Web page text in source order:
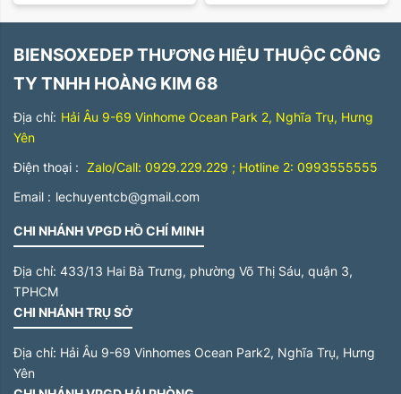
BIENSOXEDEP THƯƠNG HIỆU THUỘC CÔNG
TY TNHH HOÀNG KIM 68
Địa chỉ: Hải Âu 9-69 Vinhome Ocean Park 2, Nghĩa Trụ, Hưng
Yên
Điện thoại : Zalo/Call: 0929.229.229 ; Hotline 2: 0993555555
Email : lechuyentcb@gmail.com
CHI NHÁNH VPGD HỒ CHÍ MINH
Địa chỉ: 433/13 Hai Bà Trưng, phường Võ Thị Sáu, quận 3,
TPHCM
CHI NHÁNH TRỤ SỞ
Địa chỉ: Hải Âu 9-69 Vinhomes Ocean Park2, Nghĩa Trụ, Hưng
Yên